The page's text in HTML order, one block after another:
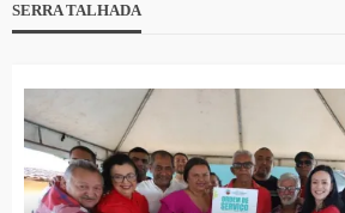
SERRA TALHADA